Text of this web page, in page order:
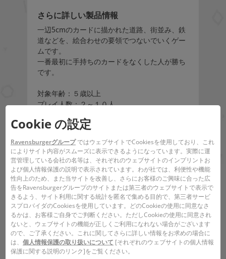
さらに詳しい製品情報
一辺5cmのカードに描かれた道路、街並み、鉄
道などを、絵合わせの要領でつないでいくゲー
ムです。
一番最初に手持ちのカードをなくした人が勝ち
です。
対象年齢：５歳以上
プレイ人数：２～１０人
カード×140
バーコード:4005556810109
作者:Ken Garland
警告は不要です。
Cookie の設定
RavensburgerグループではウェブサイトでCookiesを使用しており、これ
によりサイト内容がスムーズに表示できるようになっています。実際に運
営管理している会社の名等は、それぞれのウェブサイトのインプリントお
よび個人情報保護の説明で表示されています。わが社では、利便性や機能
性向上のため、また当サイトを改善し、さらにお客様のご興味に合った広
告をRavensburgerグループのサイトまたは第三者のウェブサイトで表示で
きるよう、サイト利用に関する統計を匿名で集める目的で、第三者サービ
スプロバイダのCookiesを使用しています。どのCookieの使用に同意なさ
るかは、お客様ご自身でご判断ください。ただしCookieの使用に同意され
ないと、ウェブサイトの機能が正しくご利用になれない場合がございます
ので、ご了承ください。これに関してさらに詳しい情報をお求めの場合に
は、 個人情報保護の取り扱いについて [それぞれのウェブサイトの個人情報
保護に関する説明のリンク]をご覧ください。